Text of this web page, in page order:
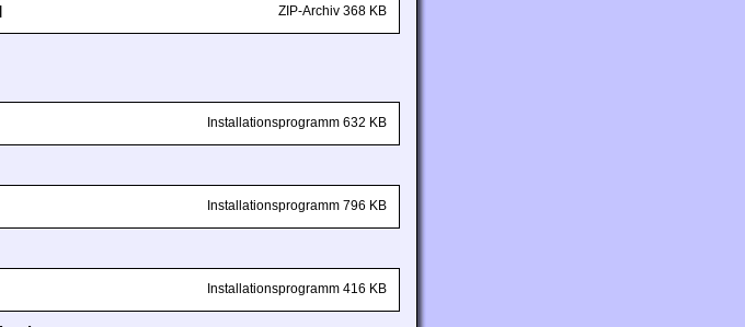
ZIP-Archiv 368 KB
Installationsprogramm 632 KB
Installationsprogramm 796 KB
Installationsprogramm 416 KB